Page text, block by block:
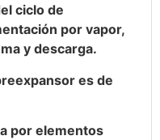
ciclo de
por vapor,
y descarga.
es de
por elementos